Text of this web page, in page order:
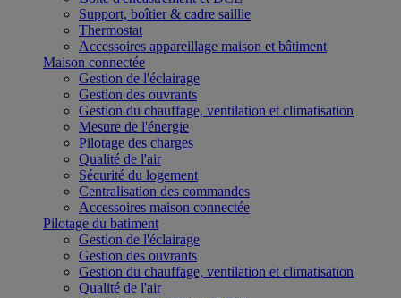
Support, boîtier & cadre saillie
Thermostat
Accessoires appareillage maison et bâtiment
Maison connectée
Gestion de l'éclairage
Gestion des ouvrants
Gestion du chauffage, ventilation et climatisation
Mesure de l'énergie
Pilotage des charges
Qualité de l'air
Sécurité du logement
Centralisation des commandes
Accessoires maison connectée
Pilotage du batiment
Gestion de l'éclairage
Gestion des ouvrants
Gestion du chauffage, ventilation et climatisation
Qualité de l'air